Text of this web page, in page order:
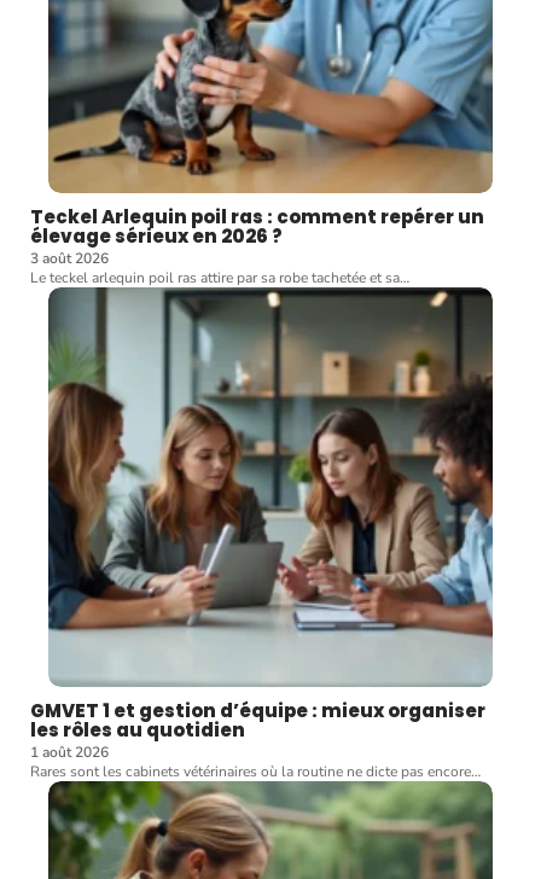
Teckel Arlequin poil ras : comment repérer un
élevage sérieux en 2026 ?
3 août 2026
Le teckel arlequin poil ras attire par sa robe tachetée et sa…
GMVET 1 et gestion d’équipe : mieux organiser
les rôles au quotidien
1 août 2026
Rares sont les cabinets vétérinaires où la routine ne dicte pas encore…